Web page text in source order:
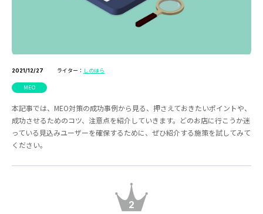
2021/12/27 ライター： しのはら
MEO
本記事では、MEO対策の成功事例から見る、押さえておきたいポイントや、
成功させるためのコツ、注意点を紹介していきます。どのお店に行こうか迷
っている見込みユーザーを確保するために、ぜひ紹介する施策を試してみて
ください。
2